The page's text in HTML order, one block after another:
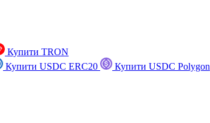
Купити TRON
Купити USDC ERC20
Купити USDC Polygon